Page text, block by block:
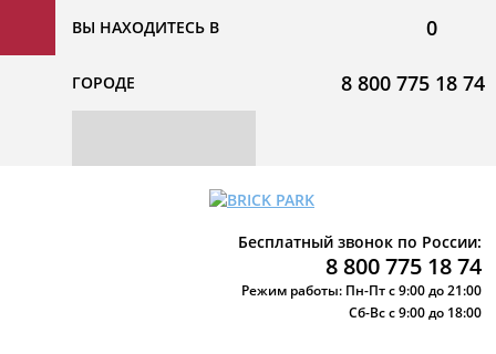
ВЫ НАХОДИТЕСЬ В
ГОРОДЕ
0
8 800 775 18 74
Бесплатный звонок по России:
8 800 775 18 74
Режим работы: Пн-Пт с 9:00 до 21:00
Сб-Вс с 9:00 до 18:00